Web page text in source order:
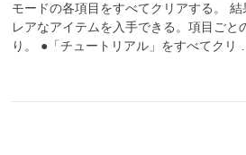
モードの各項目をすべてクリアする。
レアなアイテムを入手できる。項目ごと
り。 ●「チュートリアル」をすべてクリ …